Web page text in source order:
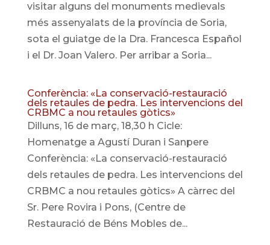
visitar alguns del monuments medievals
més assenyalats de la província de Soria,
sota el guiatge de la Dra. Francesca Español
i el Dr. Joan Valero. Per arribar a Soria...
Conferència: «La conservació-restauració
dels retaules de pedra. Les intervencions del
CRBMC a nou retaules gòtics»
Dilluns, 16 de març, 18,30 h Cicle:
Homenatge a Agustí Duran i Sanpere
Conferència: «La conservació-restauració
dels retaules de pedra. Les intervencions del
CRBMC a nou retaules gòtics» A càrrec del
Sr. Pere Rovira i Pons, (Centre de
Restauració de Béns Mobles de...